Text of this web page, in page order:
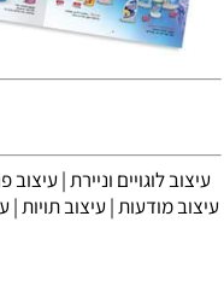
עיצוב לוגויים וניירת |
עיצוב מודעות | עיצוב תויות |